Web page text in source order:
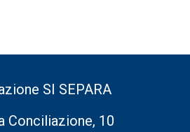
SI SEPARA
Conciliazione, 10